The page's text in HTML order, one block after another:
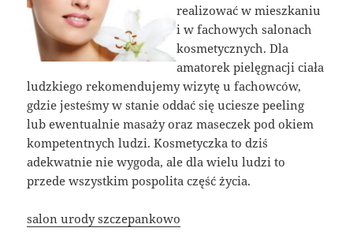
realizować w mieszkaniu
i w fachowych salonach
kosmetycznych. Dla
amatorek pielęgnacji ciała
ludzkiego rekomendujemy wizytę u fachowców,
gdzie jesteśmy w stanie oddać się uciesze peeling
lub ewentualnie masaży oraz maseczek pod okiem
kompetentnych ludzi. Kosmetyczka to dziś
adekwatnie nie wygoda, ale dla wielu ludzi to
przede wszystkim pospolita część życia.
salon urody szczepankowo